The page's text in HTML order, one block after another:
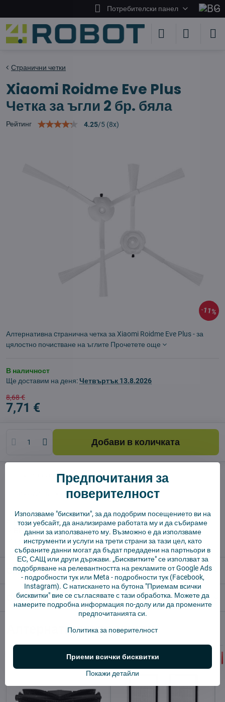
Потребителски панел
11%
Странични четки
Xiaomi Roidme Eve Plus
Четка за ъгли 2 бр. бяла
Рейтинг 4.25/5 (8x)
Алтернативна cтранична четка за Xiaomi Roidme Eve Plus - за
цялостно почистване на ъглите Прочетете още
В наличност
Ще доставим на деня:Четвъртък 13.8.2026
8,68 €
7,71 €
Добави в количката
Доставки
Vysajto.sk
✅ Готов за изпращане веднага
✅ БЕЗПЛАТНА доставка над 55 EUR.
✅ 14 дни политика за връщане
Описание
Отзиви 0
Алтернативни продукти
Предпочитания за
поверителност
Използваме "бисквитки", за да подобрим посещението ви на
този уебсайт, да анализираме работата му и да събираме
данни за използването му. Възможно е да използваме
инструменти и услуги на трети страни за тази цел, като
събраните данни могат да бъдат предадени на партньори в
ЕС, САЩ или други държави. „Бисквитките" се използват за
подобряване на релевантността на рекламите от Google Ads
- подробности тукили Meta - подробности тук(Facebook,
Instagram). С натискането на бутона "Приемам всички
бисквитки" вие се съгласявате с тази обработка. Можете да
намерите подробна информация по-долу или да промените
предпочитанията си.
Политика за поверителност
Покажи детайли
Приеми всички бисквитки